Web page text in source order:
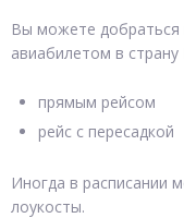
Вы можете добраться
авиабилетом в
прямым рейсом
рейс с пересадкой
Иногда в расписании
лоукосты.